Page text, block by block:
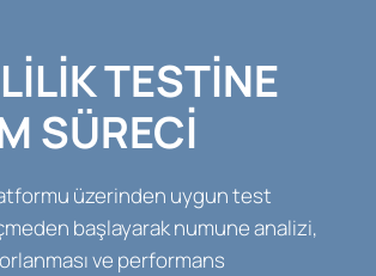
TESTINE
SÜRECİ
üzerinden uygun test
başlayarak numune analizi,
ve performans